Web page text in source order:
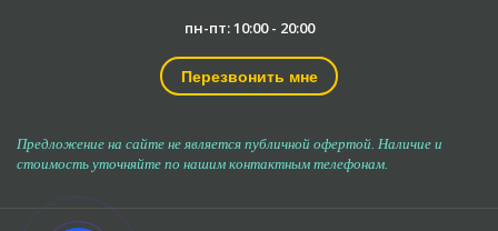
пн-пт: 10:00 - 20:00
Перезвонить мне
Предложение на сайте не является публичной офертой. Наличие и
стоимость уточняйте по нашим контактным телефонам.